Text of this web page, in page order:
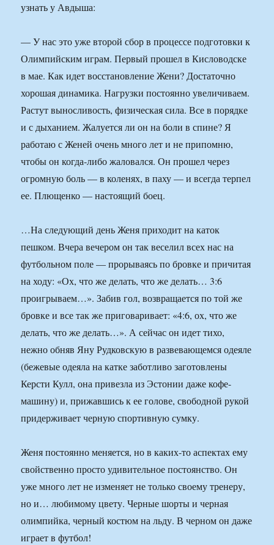
узнать у Авдыша:
— У нас это уже второй сбор в процессе подготовки к
Олимпийским играм. Первый прошел в Кисловодске
в мае. Как идет восстановление Жени? Достаточно
хорошая динамика. Нагрузки постоянно увеличиваем.
Растут выносливость, физическая сила. Все в порядке
и с дыханием. Жалуется ли он на боли в спине? Я
работаю с Женей очень много лет и не припомню,
чтобы он когда-либо жаловался. Он прошел через
огромную боль — в коленях, в паху — и всегда терпел
ее. Плющенко — настоящий боец.
…На следующий день Женя приходит на каток
пешком. Вчера вечером он так веселил всех нас на
футбольном поле — прорываясь по бровке и причитая
на ходу: «Ох, что же делать, что же делать… 3:6
проигрываем…». Забив гол, возвращается по той же
бровке и все так же приговаривает: «4:6, ох, что же
делать, что же делать…». А сейчас он идет тихо,
нежно обняв Яну Рудковскую в развевающемся одеяле
(бежевые одеяла на катке заботливо заготовлены
Керсти Кулл, она привезла из Эстонии даже кофе-
машину) и, прижавшись к ее голове, свободной рукой
придерживает черную спортивную сумку.
Женя постоянно меняется, но в каких-то аспектах ему
свойственно просто удивительное постоянство. Он
уже много лет не изменяет не только своему тренеру,
но и… любимому цвету. Черные шорты и черная
олимпийка, черный костюм на льду. В черном он даже
играет в футбол!